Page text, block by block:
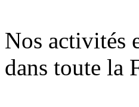
Nos activités
dans toute la